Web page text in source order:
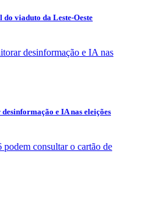
viaduto da Leste-Oeste
e IA nas eleições